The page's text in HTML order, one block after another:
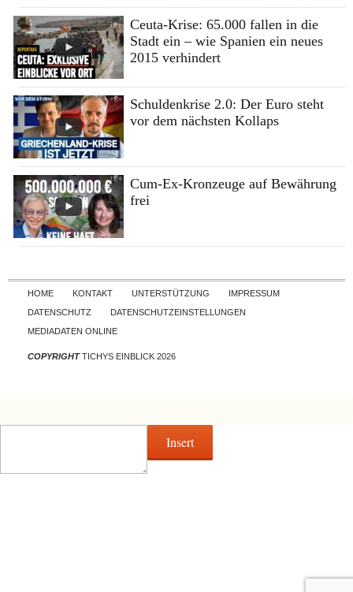
Ceuta-Krise: 65.000 fallen in die
Stadt ein – wie Spanien ein neues
2015 verhindert
Schuldenkrise 2.0: Der Euro steht
vor dem nächsten Kollaps
Cum-Ex-Kronzeuge auf Bewährung
frei
Skip to content
HOME KONTAKT UNTERSTÜTZUNG
IMPRESSUM
DATENSCHUTZ
DATENSCHUTZEINSTELLUNGEN
MEDIADATEN ONLINE
COPYRIGHTTICHYS EINBLICK 2026
Insert